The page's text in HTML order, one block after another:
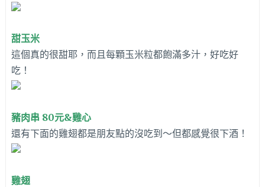
甜玉米
這個真的很甜耶，而且每顆玉米粒都飽滿多汁，好吃好
吃！
豬肉串 80元&雞心
還有下面的雞翅都是朋友點的沒吃到～但都感覺很下酒！
雞翅